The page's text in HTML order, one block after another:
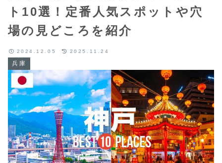
ト10選！定番人気スポットや穴
場の見どころを紹介
兵庫
2024.12.05 2025.11.24